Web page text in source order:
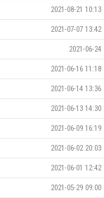
2021-08-21 10:13
2021-07-07 13:42
2021-06-24
2021-06-16 11:18
2021-06-14 13:36
2021-06-13 14:30
2021-06-09 16:19
2021-06-02 20:03
2021-06-01 12:42
2021-05-29 09:00